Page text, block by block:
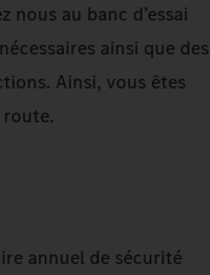
nous au banc d’essai
ainsi que des
Ainsi, vous êtes
annuel de sécurité